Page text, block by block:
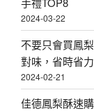
2024-03-22
不要只會買鳳
對味，省時省
2024-02-21
佳德鳳梨酥速